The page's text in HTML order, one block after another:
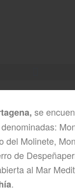
se
del Molinete,
de
al Mar
.